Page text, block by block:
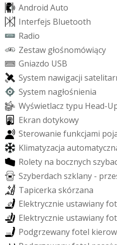
Android Auto
Interfejs Bluetooth
Radio
Zestaw głośnomówiący
Gniazdo USB
System nawigacji satelitar
System nagłośnienia
Wyświetlacz typu Head-U
Ekran dotykowy
Sterowanie funkcjami poj
Klimatyzacja automatyczn
Rolety na bocznych szyba
Szyberdach szklany - prze
Tapicerka skórzana
Elektrycznie ustawianyfot
Elektrycznie ustawianyfot
Podgrzewanyfotel kierow